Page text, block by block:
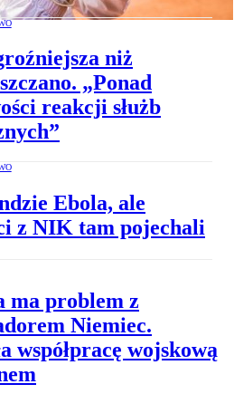
niż
„Ponad
reakcji służb
Ebola, ale
z NIK tam pojechali
ma problem z
Niemiec.
współpracę wojskową